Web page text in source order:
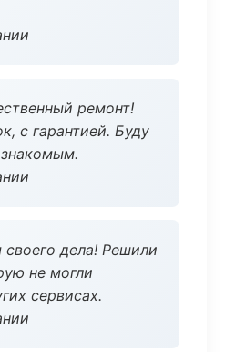
ремонт!
с гарантией. Буду
дела! Решили
не могли
сервисах.